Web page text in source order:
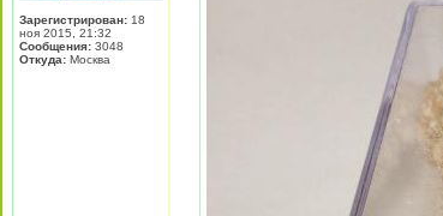
Зарегистрирован: 18
ноя 2015, 21:32
Сообщения: 3048
Откуда: Москва